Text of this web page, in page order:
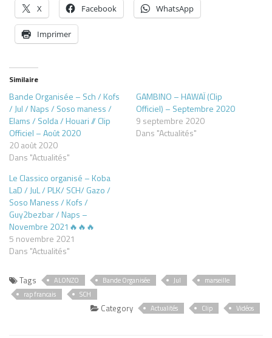
X Facebook WhatsApp
Imprimer
Similaire
Bande Organisée – Sch / Kofs
/ Jul / Naps / Soso maness /
Elams / Solda / Houari // Clip
Officiel – Août 2020
20 août 2020
Dans "Actualités"
GAMBINO – HAWAÏ (Clip
Officiel) – Septembre 2020
9 septembre 2020
Dans "Actualités"
Le Classico organisé – Koba
LaD / JuL / PLK/ SCH/ Gazo /
Soso Maness / Kofs /
Guy2bezbar / Naps –
Novembre 2021🔥🔥🔥
5 novembre 2021
Dans "Actualités"
Tags ALONZO Bande Organisée Jul
marseille
rap francais
SCH
Category Actualités Clip Vidéos